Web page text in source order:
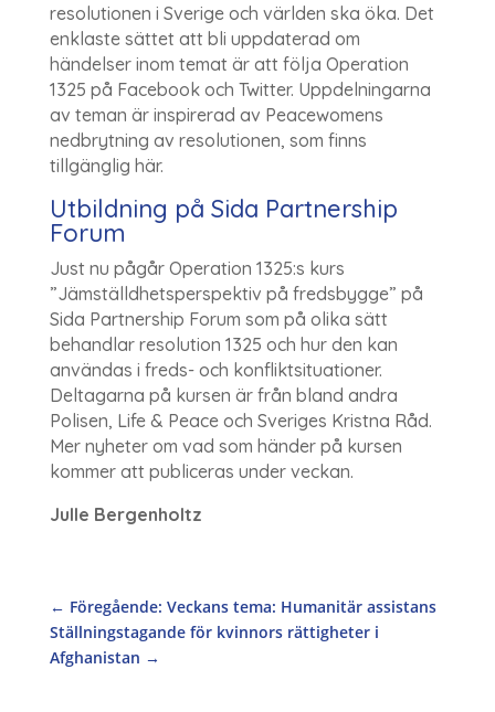
resolutionen i Sverige och världen ska öka. Det
enklaste sättet att bli uppdaterad om
händelser inom temat är att följa Operation
1325 på Facebook och Twitter. Uppdelningarna
av teman är inspirerad av Peacewomens
nedbrytning av resolutionen, som finns
tillgänglig här.
Utbildning på Sida Partnership
Forum
Just nu pågår Operation 1325:s kurs
”Jämställdhetsperspektiv på fredsbygge” på
Sida Partnership Forum som på olika sätt
behandlar resolution 1325 och hur den kan
användas i freds- och konfliktsituationer.
Deltagarna på kursen är från bland andra
Polisen, Life & Peace och Sveriges Kristna Råd.
Mer nyheter om vad som händer på kursen
kommer att publiceras under veckan.
Julle Bergenholtz
← Föregående: Veckans tema: Humanitär assistans
Ställningstagande för kvinnors rättigheter i
Afghanistan →